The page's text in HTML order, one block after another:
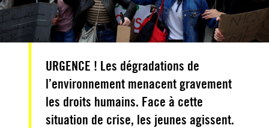
URGENCE ! Les dégradations de
l’environnement menacent gravement
les droits humains. Face à cette
situation de crise, les jeunes agissent.